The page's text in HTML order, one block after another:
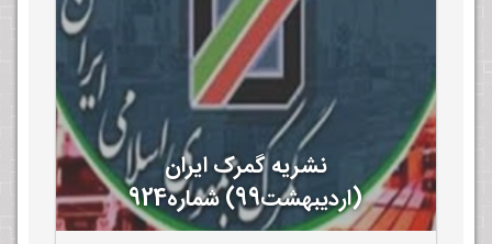
نشریه گمرک ایران
(اردیبهشت99) شماره924